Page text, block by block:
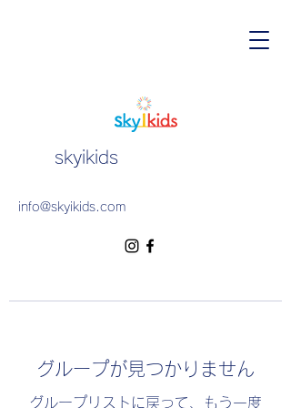
skyikids
info@skyikids.com
グループが見つかりません
グループリストに戻って、もう一度